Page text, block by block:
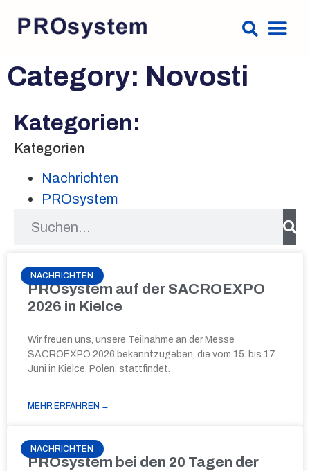
Category: Novosti
Kategorien:
Kategorien
Nachrichten
PROsystem
NACHRICHTEN
PROsystem auf der SACROEXPO
2026 in Kielce
Wir freuen uns, unsere Teilnahme an der Messe
SACROEXPO 2026 bekanntzugeben, die vom 15. bis 17.
Juni in Kielce, Polen, stattfindet.
MEHR ERFAHREN →
NACHRICHTEN
PROsystem bei den 20 Tagen der